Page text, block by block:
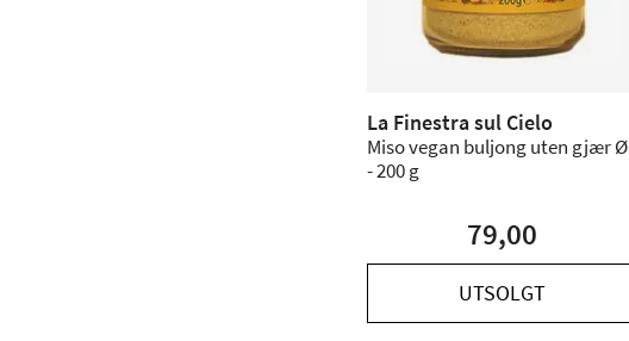
La Finestra sul Cielo
Miso vegan buljong uten gjær Ø
- 200 g
79,00
UTSOLGT